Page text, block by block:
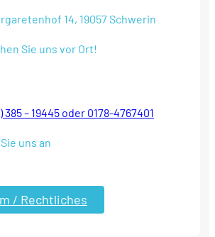
14, 19057 Schwerin
Sie uns vor Ort!
385 – 19445 oder 0178-4767401
uns an
/ Rechtliches